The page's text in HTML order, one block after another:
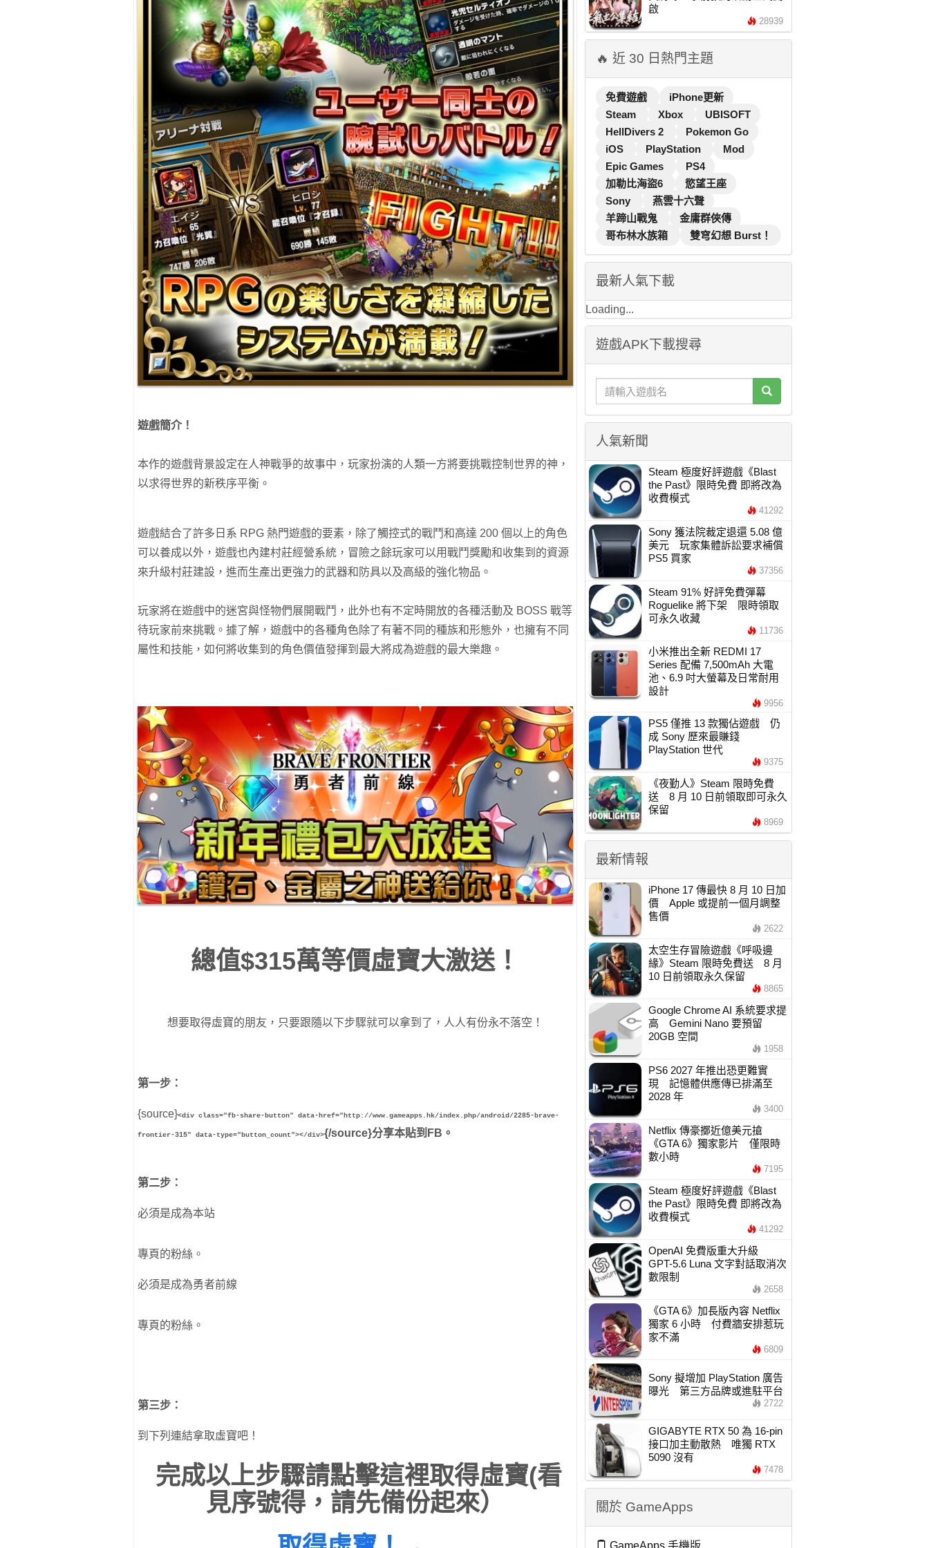
遊戲簡介！
本作的遊戲背景設定在人神戰爭的故事中，玩家扮演的人類一方將要挑戰控制世界的神，
以求得世界的新秩序平衡。
遊戲結合了許多日系 RPG 熱門遊戲的要素，除了觸控式的戰鬥和高達 200 個以上的角色
可以養成以外，遊戲也內建村莊經營系統，冒險之餘玩家可以用戰鬥獎勵和收集到的資源
來升級村莊建設，進而生產出更強力的武器和防具以及高級的強化物品。
玩家將在遊戲中的迷宮與怪物們展開戰鬥，此外也有不定時開放的各種活動及 BOSS 戰等
待玩家前來挑戰。據了解，遊戲中的各種角色除了有著不同的種族和形態外，也擁有不同
屬性和技能，如何將收集到的角色價值發揮到最大將成為遊戲的最大樂趣。
總值$315萬等價虛寶大激送！
想要取得虛寶的朋友，只要跟隨以下步驟就可以拿到了，人人有份永不落空！
第一步：
{source}<div class="fb-share-button" data-href="http://www.gameapps.hk/index.php/android/2285-brave-
frontier-315" data-type="button_count"></div>{/source}分享本貼到FB。
第二步：
必須是成為本站
專頁的粉絲。
必須是成為勇者前線
專頁的粉絲。
第三步：
到下列連結拿取虛寶吧！
完成以上步驟請點擊這裡取得虛寶(看
見序號得，請先備份起來）
啟
28939
🔥 近 30 日熱門主題
免費遊戲
iPhone更新
Steam
Xbox
UBISOFT
HellDivers 2
Pokemon Go
iOS
PlayStation
Mod
Epic Games
PS4
加勒比海盜6
慾望王座
Sony
燕雲十六聲
羊蹄山戰鬼
金庸群俠傳
哥布林水族箱
雙穹幻想 Burst！
最新人氣下載
Loading...
遊戲APK下載搜尋
人氣新聞
Steam 極度好評遊戲《Blast
the Past》限時免費 即將改為
收費模式
41292
Sony 獲法院裁定退還 5.08 億
美元 玩家集體訴訟要求補償
PS5 買家
37356
Steam 91% 好評免費彈幕
Roguelike 將下架 限時領取
可永久收藏
11736
小米推出全新 REDMI 17
Series 配備 7,500mAh 大電
池、6.9 吋大螢幕及日常耐用
設計
9956
PS5 僅推 13 款獨佔遊戲 仍
成 Sony 歷來最賺錢
PlayStation 世代
9375
《夜勤人》Steam 限時免費
送 8 月 10 日前領取即可永久
保留
8969
最新情報
iPhone 17 傳最快 8 月 10 日加
價 Apple 或提前一個月調整
售價
2622
太空生存冒險遊戲《呼吸邊
緣》Steam 限時免費送 8 月
10 日前領取永久保留
8865
Google Chrome AI 系統要求提
高 Gemini Nano 要預留
20GB 空間
1958
PS6 2027 年推出恐更難實
現 記憶體供應傳已排滿至
2028 年
3400
Netflix 傳豪擲近億美元搶
《GTA 6》獨家影片 僅限時
數小時
7195
Steam 極度好評遊戲《Blast
the Past》限時免費 即將改為
收費模式
41292
OpenAI 免費版重大升級
GPT-5.6 Luna 文字對話取消次
數限制
2658
《GTA 6》加長版內容 Netflix
獨家 6 小時 付費牆安排惹玩
家不滿
6809
Sony 擬增加 PlayStation 廣告
曝光 第三方品牌或進駐平台
2722
GIGABYTE RTX 50 為 16-pin
接口加主動散熱 唯獨 RTX
5090 沒有
7478
關於 GameApps
GameApps 手機版